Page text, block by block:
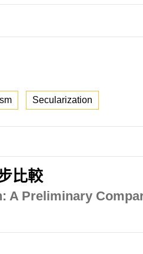
Secularization
比較
A Preliminary